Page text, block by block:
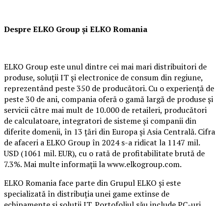
Despre ELKO Group și ELKO Romania
ELKO Group este unul dintre cei mai mari distribuitori de
produse, soluții IT și electronice de consum din regiune,
reprezentând peste 350 de producători. Cu o experiență de
peste 30 de ani, compania oferă o gamă largă de produse și
servicii către mai mult de 10.000 de retaileri, producători
de calculatoare, integratori de sisteme și companii din
diferite domenii, în 13 țări din Europa și Asia Centrală. Cifra
de afaceri a ELKO Group în 2024 s-a ridicat la 1147 mil.
USD (1061 mil. EUR), cu o rată de profitabilitate brută de
7.3%. Mai multe informații la www.elkogroup.com.
ELKO Romania face parte din Grupul ELKO și este
specializată în distribuția unei game extinse de